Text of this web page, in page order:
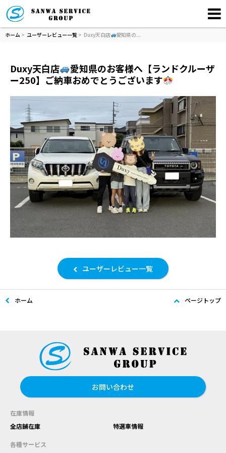
ホーム > ユーザーレビュー一覧 > Duxy天白店 愛知県の...
Duxy天白店
愛知県のお客様へ【ランドクルーザ
ー250】ご納車おめでとうございます
ユーザーレビュー一覧
ホーム ページトップ
お問い合わせ
在庫情報
全店舗在庫
特選車情報
各種サービス